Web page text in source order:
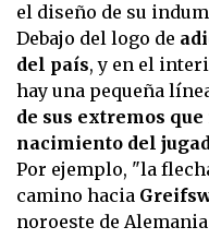
el diseño de su
Debajo del logo de
del país, y en el
hay una pequeña
de sus extremos
nacimiento del
Por ejemplo, "la
camino hacia
noroeste de